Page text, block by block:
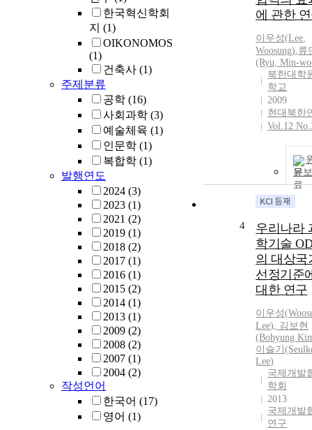
한국혁신학회
지 (1)
OIKONOMOS
(1)
건축사 (1)
주제분류
공학 (16)
사회과학 (3)
예술체육 (1)
인문학 (1)
복합학 (1)
발행연도
2024 (3)
2023 (1)
2021 (2)
2019 (1)
2018 (2)
2017 (1)
2016 (1)
2015 (2)
2014 (1)
2013 (1)
2009 (2)
2008 (2)
2007 (1)
2004 (2)
작성언어
한국어 (17)
영어 (1)
에 관한
이우성(Lee,
Woosung),류
(Ryu, Min-
북한대학
학교
2009
현대북한
Vol.12
문
4
우리나라
학기술
의 대상국
선정기준
대한 연구
이우성(
Lee), 김보현
(Bohyung
이슬기
Lee)
국제개발
학회
2013
국제개발
연구